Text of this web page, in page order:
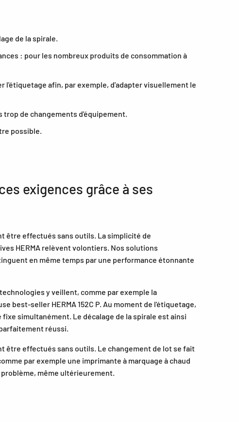
de la spirale.
: pour les nombreux produits de consommation à
afin, par exemple, d'adapter visuellement le
de changements d'équipement.
possible.
exigences grâce à ses
être effectués sans outils. La simplicité de
HERMA relèvent volontiers. Nos solutions
en même temps par une performance étonnante
y veillent, comme par exemple la
best-seller HERMA 152C P. Au moment de l'étiquetage,
simultanément. Le décalage de la spirale est ainsi
réussi.
être effectués sans outils. Le changement de lot se fait
par exemple une imprimante à marquage à chaud
même ultérieurement.